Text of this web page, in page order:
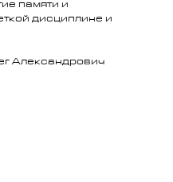
памяти и
дисциплине и
Александрович